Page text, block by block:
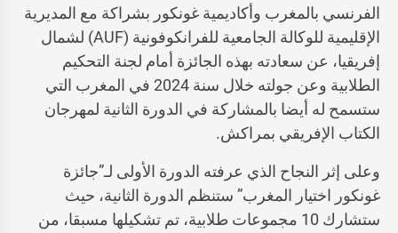
الفرنسي بالمغرب وأكاديمية غونكور بشراكة مع المديرية
الإقليمية للوكالة الجامعية للفرانكوفونية (AUF) لشمال
إفريقيا، عن سعادته بهذه الجائزة أمام لجنة التحكيم
الطلابية وعن جولته خلال سنة 2024 في المغرب التي
ستسمح له أيضا بالمشاركة في الدورة الثانية لمهرجان
الكتاب الإفريقي بمراكش.
وعلى إثر النجاح الذي عرفته الدورة الأولى لـ”جائزة
غونكور اختيار المغرب” ستنظم الدورة الثانية، حيث
ستشارك 10 مجموعات طلابية، تم تشكيلها مسبقا، من